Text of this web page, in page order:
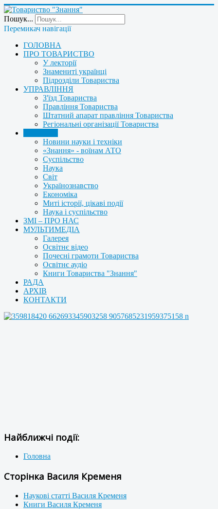
Пошук...
Перемикач навігації
ГОЛОВНА
ПРО ТОВАРИСТВО
У лекторії
Знамениті українці
Підрозділи Товариства
УПРАВЛІННЯ
З'їзд Товариства
Правління Товариства
Штатний апарат правління Товариства
Регіональні організації Товариства
Новини науки і техніки
«Знання» - воїнам АТО
Суспільство
Наука
Світ
Українознавство
Економіка
Миті історії, цікаві події
Наука і суспільство
ЗМІ – ПРО НАС
МУЛЬТИМЕДІА
Галерея
Освітнє відео
Почесні грамоти Товариства
Освітнє аудіо
Книги Товариства "Знання"
РАДА
АРХІВ
КОНТАКТИ
Найближчі події:
Головна
Сторінка Василя Кременя
Наукові статті Василя Кременя
Книги Василя Кременя